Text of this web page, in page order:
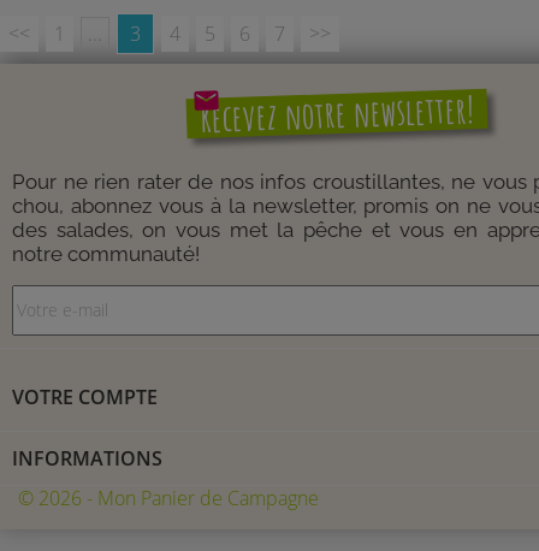
<< 1 ... 3 4 5 6 7 >>
mail
Recevez notre newsletter!
Pour ne rien rater de nos infos croustillantes, ne vous
chou, abonnez vous à la newsletter, promis on ne
des salades, on vous met la pêche et vous en
notre communauté!
VOTRE COMPTE
INFORMATIONS
© 2026 - Mon Panier de Campagne